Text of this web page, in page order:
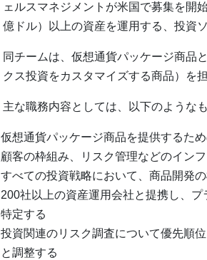
ェルスマネジメントが米国で募集を開
億ドル）以上の資産を運用する、投資
同チームは、仮想通貨パッケージ商品
クス投資をカスタマイズする商品）を
主な職務内容としては、以下のような
仮想通貨パッケージ商品を提供するた
顧客の枠組み、リスク管理などのイン
すべての投資戦略において、商品開発
200社以上の資産運用会社と提携し、
特定する
投資関連のリスク調査について優先順
と調整する